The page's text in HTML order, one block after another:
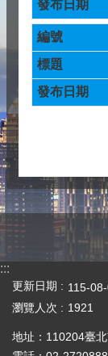
:::
更新日期
115-
瀏覽人次
1921
地址：110204臺